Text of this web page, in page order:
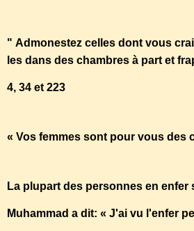
" Admonestez celles dont vous
les dans des chambres à part et
4, 34 et 223
« Vos femmes sont pour vous des
La plupart des personnes en enfer
Muhammad a dit: « J'ai vu l'enfer